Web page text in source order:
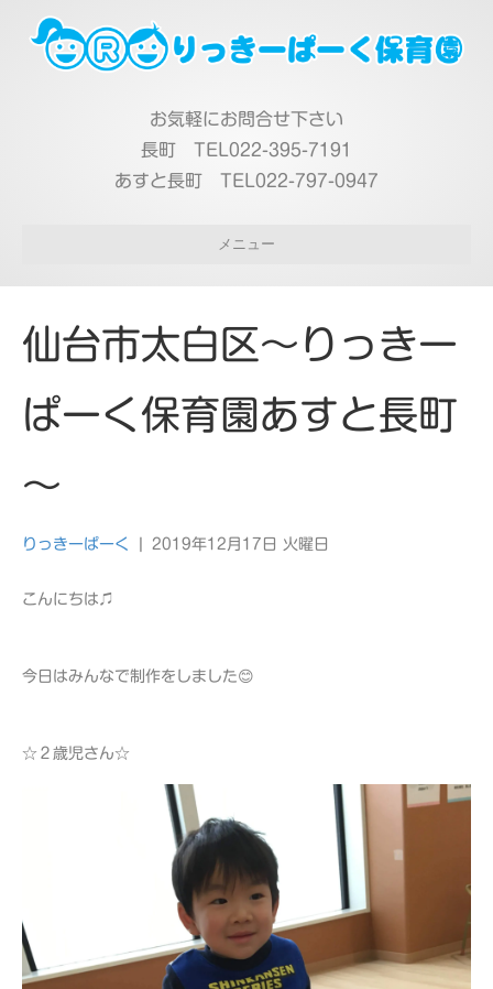
お気軽にお問合せ下さい
長町 TEL022-395-7191
あすと長町 TEL022-797-0947
メニュー
仙台市太白区～りっきー
ぱーく保育園あすと長町
～
りっきーぱーく 2019年12月17日 火曜日
こんにちは♫
今日はみんなで制作をしました😊
☆２歳児さん☆